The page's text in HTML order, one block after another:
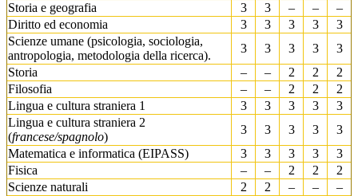
Storia e geografia
3 3 – –
–
Diritto ed economia
3 3 3 3
3
Scienze umane (psicologia, sociologia,
antropologia, metodologia della ricerca).
3 3 3 3
3
Storia
– – 2 2
2
Filosofia
– – 2 2
2
Lingua e cultura straniera 1
3 3 3 3
3
Lingua e cultura straniera 2
(francese/spagnolo)
3 3 3 3
3
Matematica e informatica (EIPASS)
3 3 3 3
3
Fisica
– – 2 2
2
Scienze naturali
2 2 – –
–